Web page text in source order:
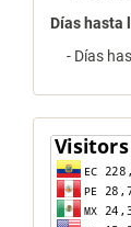
Días hasta
- Días